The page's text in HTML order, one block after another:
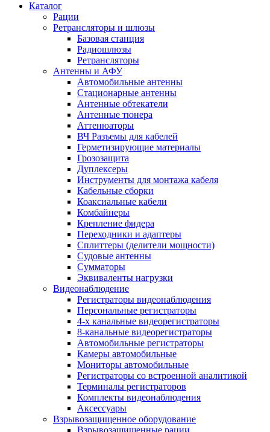
Каталог
Рации
Ретрансляторы и шлюзы
Базовая станция
Радиошлюзы
Ретрансляторы
Антенны и АФУ
Автомобильные антенны
Стационарные антенны
Антенные обтекатели
Антенные тюнера
Аттенюаторы
ВЧ Разъемы для кабелей
Герметизирующие материалы
Грозозащита
Дуплексеры
Инструменты для монтажа кабеля
Кабельные сборки
Коаксиальные кабели
Комбайнеры
Крепление фидера
Переходники и адаптеры
Сплиттеры (делители мощности)
Судовые антенны
Сумматоры
Эквиваленты нагрузки
Видеонаблюдение
Регистраторы видеонаблюдения
Персональные регистраторы
4-х канальные видеорегистраторы
8-канальные видеорегистраторы
Автомобильные регистраторы
Камеры автомобильные
Мониторы автомобильные
Регистраторы со встроенной аналитикой
Терминалы регистраторов
Комплекты видеонаблюдения
Аксессуары
Взрывозащищенное оборудование
Взрывозащищенные рации